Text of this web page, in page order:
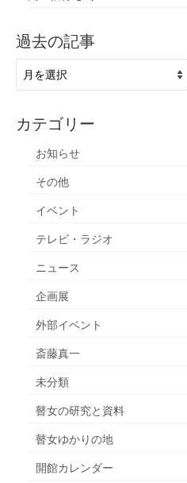
過去の記事
去
事
カテゴリー
お知らせ
その他
イベント
テレビ・ラジオ
ニュース
企画展
外部イベント
斎藤真一
未分類
瞽女の研究と資料
瞽女ゆかりの地
開館カレンダー